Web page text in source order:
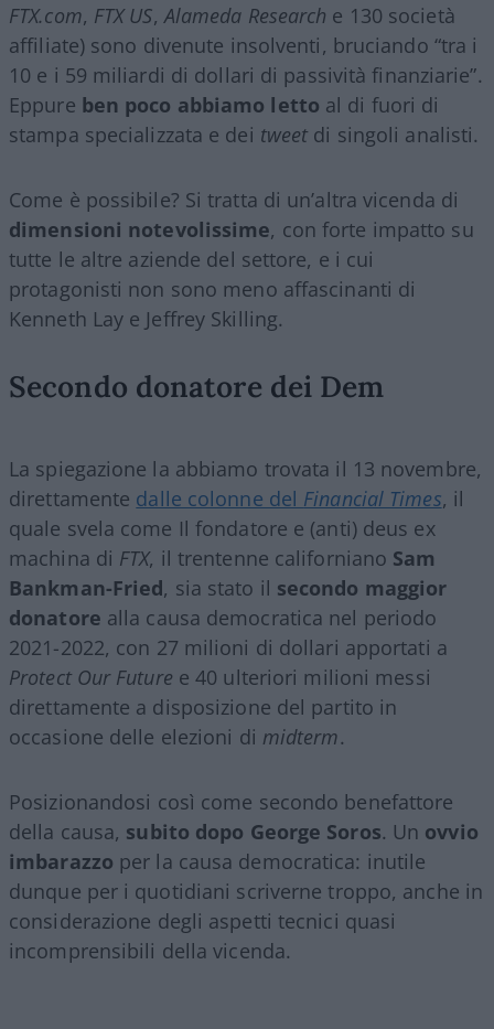
FTX.com, FTX US, Alameda Research e 130 società
affiliate) sono divenute insolventi, bruciando “tra i
10 e i 59 miliardi di dollari di passività finanziarie”.
Eppure ben poco abbiamo letto al di fuori di
stampa specializzata e dei tweet di singoli analisti.
Come è possibile? Si tratta di un’altra vicenda di
dimensioni notevolissime, con forte impatto su
tutte le altre aziende del settore, e i cui
protagonisti non sono meno affascinanti di
Kenneth Lay e Jeffrey Skilling.
Secondo donatore dei Dem
La spiegazione la abbiamo trovata il 13 novembre,
direttamente dalle colonne del Financial Times, il
quale svela come Il fondatore e (anti) deus ex
machina di FTX, il trentenne californiano Sam
Bankman-Fried, sia stato il secondo maggior
donatore alla causa democratica nel periodo
2021-2022, con 27 milioni di dollari apportati a
Protect Our Future e 40 ulteriori milioni messi
direttamente a disposizione del partito in
occasione delle elezioni di midterm.
Posizionandosi così come secondo benefattore
della causa, subito dopo George Soros. Un ovvio
imbarazzo per la causa democratica: inutile
dunque per i quotidiani scriverne troppo, anche in
considerazione degli aspetti tecnici quasi
incomprensibili della vicenda.